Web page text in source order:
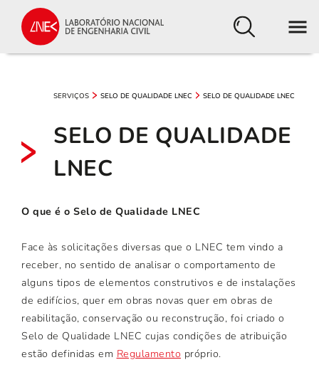
SERVIÇOS SELO DE QUALIDADE LNEC SELO DE QUALIDADE LNEC
SELO DE QUALIDADE
LNEC
O que é o Selo de Qualidade LNEC
Face às solicitações diversas que o LNEC tem vindo a
receber, no sentido de analisar o comportamento de
alguns tipos de elementos construtivos e de instalações
de edifícios, quer em obras novas quer em obras de
reabilitação, conservação ou reconstrução, foi criado o
Selo de Qualidade LNEC cujas condições de atribuição
estão definidas em Regulamento próprio.